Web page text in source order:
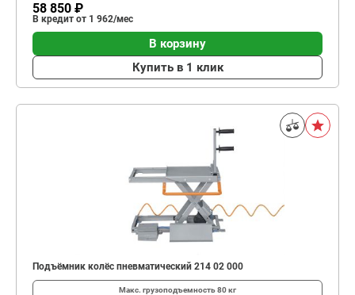
58 850 ₽
В кредит от 1 962/мес
В корзину
Купить в 1 клик
Подъёмник колёс пневматический 214 02 000
Макс. грузоподъемность80 кг